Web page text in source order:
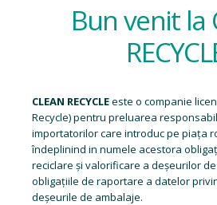
Bun venit la
CLEAN RECYCLEeste o companie
Recycle) pentru preluarea
importatorilor care introduc pe piața
îndeplinind in numele acestora
reciclare și valorificare a deșeurilor
obligațiile de raportare a datelor
deșeurile de ambalaje.